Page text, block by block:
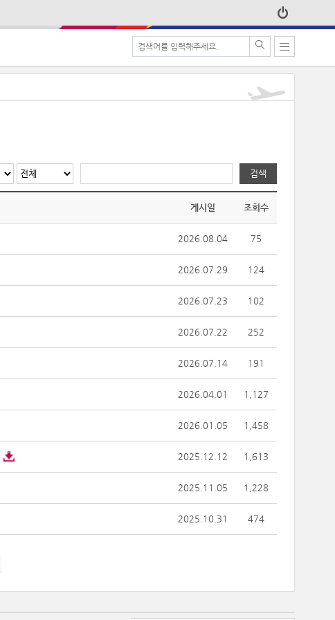
검색
게시일 조회수
2026.08.04 75
2026.07.29 124
2026.07.23 102
2026.07.22 252
2026.07.14 191
2026.04.01 1,127
2026.01.05 1,458
2025.12.12 1,613
2025.11.05 1,228
2025.10.31 474